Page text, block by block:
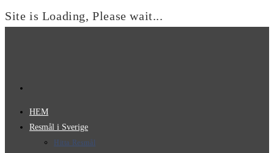
Site is Loading, Please wait...
HEM
Resmål i Sverige
Hitta Resmål